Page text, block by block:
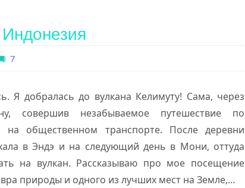
7
Я добралась до вулкана Келимуту! Сама, через
совершив незабываемое путешествие по
на общественном транспорте. После деревни
в Эндэ и на следующий день в Мони, оттуда
на вулкан. Рассказываю про мое посещение
природы и одного из лучших мест на Земле,…